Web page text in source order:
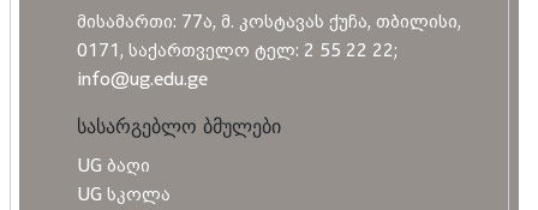
მისამართი: 77ა, მ. კოსტავას ქუჩა, თბილისი,
0171, საქართველო ტელ: 2 55 22 22;
info@ug.edu.ge
სასარგებლო ბმულები
UG ბაღი
UG სკოლა